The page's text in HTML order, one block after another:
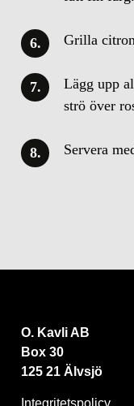
Grilla
Lägg upp
strö över
Servera
O. Kavli AB
Box 30
125 21 Älvsjö
Integritetspolicy